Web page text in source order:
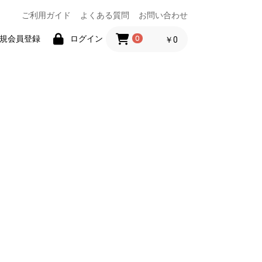
ご利用ガイド よくある質問 お問い合わせ
会員登録 ログイン 0 ￥0